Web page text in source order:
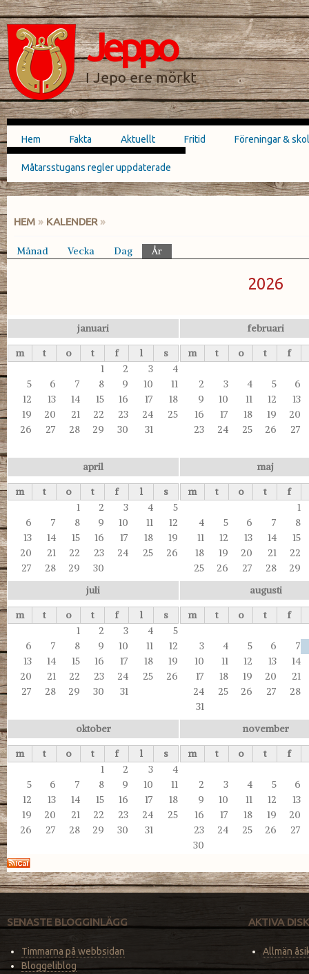
Hoppa till
huvudinnehåll
Skip to
navigation
Jeppo
I Jepo ere mörkt
SÖKFORMULÄR
Huvudmeny
Hem Fakta Aktuellt Fritid Föreningar &
Måtarsstugans regler uppdaterade
HEM » KALENDER»
Månad Vecka Dag År
2026
januari
m
t o t f l
s
1
2 3
4
5
6 7 8 9 10
11
12
13 14 15 16 17
18
19
20 21 22 23 24
25
26
27 28 29 30 31
februari
m
t o t f
2 3 4 5
6
9
10 11 12
13
16
17 18 19
20
23
24 25 26 27
april
m
t o t f l
s
1
2 3 4
5
6
7 8 9 10 11
12
13
14 15 16 17 18
19
20
21 22 23 24 25
26
27
28 29 30
maj
m
t o t
f
1
4
5 6 7
8
11
12 13 14
15
18
19 20 21
22
25
26 27 28
29
juli
m
t o t f l
s
1
2 3 4
5
6
7 8 9 10 11
12
13
14 15 16 17 18
19
20
21 22 23 24 25
26
27
28 29 30 31
augusti
m
t o t f
3 4 5 6
7
10
11 12 13
14
17
18 19 20
21
24
25 26 27
28
31
oktober
m
t o t f l
s
1
2 3
4
5
6 7 8 9 10
11
12
13 14 15 16 17
18
19
20 21 22 23 24
25
26
27 28 29 30 31
november
m
t o t f
2 3 4 5
6
9
10 11 12
13
16
17 18 19
20
23
24 25 26
27
30
SENASTE BLOGGINLÄGG
Timmarna på webbsidan
Bloggeliblog
AKTIVA
Allmän